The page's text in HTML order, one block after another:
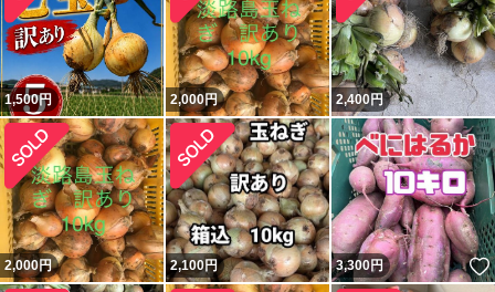
1,500円 2,000円 2,400円
2,000円 2,100円 3,300円